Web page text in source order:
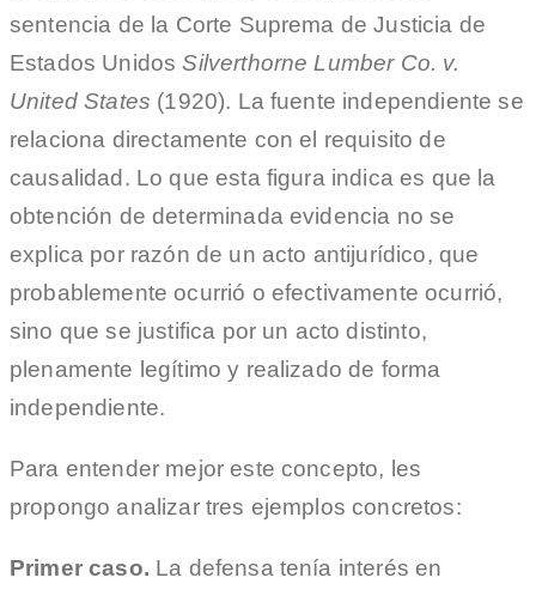
sentencia de la Corte Suprema de Justicia de
Estados UnidosSilverthorne Lumber Co. v.
United States (1920). La fuente independiente se
relaciona directamente con el requisito de
causalidad. Lo que esta figura indica es que la
obtención de determinada evidencia no se
explica por razón de un acto antijurídico, que
probablemente ocurrió o efectivamente ocurrió,
sino que se justifica por un acto distinto,
plenamente legítimo y realizado de forma
independiente.
Para entender mejor este concepto, les
propongo analizar tres ejemplos concretos:
Primer caso. La defensa tenía interés en